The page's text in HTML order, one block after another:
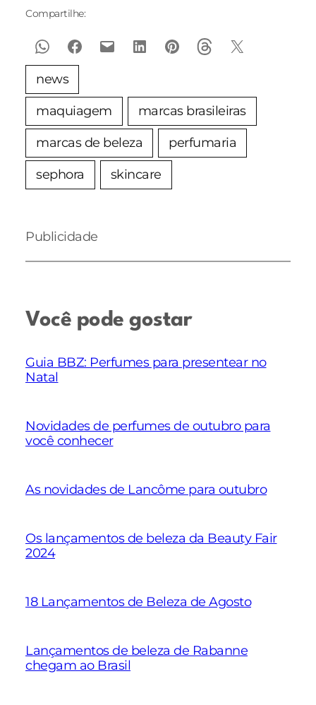
Compartilhe:
news
maquiagem marcas brasileiras
marcas de beleza perfumaria
sephora skincare
Publicidade
Você pode gostar
Guia BBZ: Perfumes para presentear no
Natal
Novidades de perfumes de outubro para
você conhecer
As novidades de Lancôme para outubro
Os lançamentos de beleza da Beauty Fair
2024
18 Lançamentos de Beleza de Agosto
Lançamentos de beleza de Rabanne
chegam ao Brasil